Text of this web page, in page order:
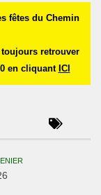
fêtes du Chemin
retrouver
en cliquant ICI